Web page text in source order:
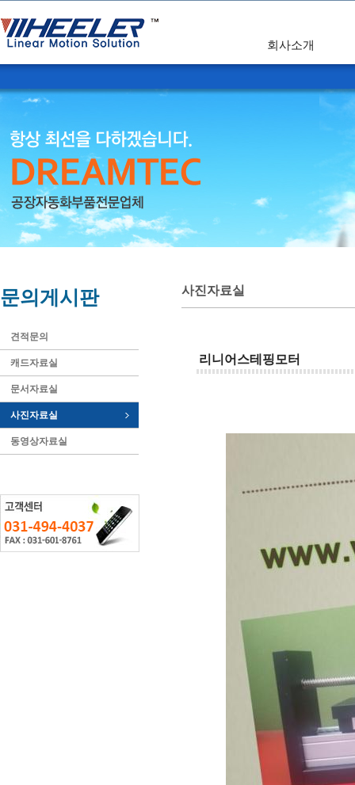
회사소개
문의게시판
견적문의
캐드자료실
문서자료실
사진자료실
동영상자료실
사진자료실
리니어스테핑모터